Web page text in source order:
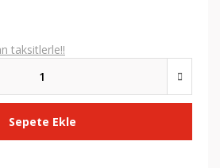
taksitlerle!!
Sepete Ekle